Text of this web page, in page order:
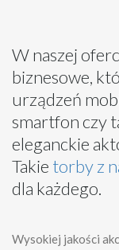
W naszej
biznesowe,
urządzeń
smartfon czy
eleganckie
Takie torby z
dla każdego.
Wysokiej jakości